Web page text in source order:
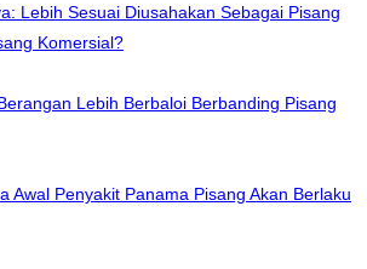
Lebih Sesuai Diusahakan Sebagai Pisang
Komersial?
Lebih Berbaloi Berbanding Pisang
Awal Penyakit Panama Pisang Akan Berlaku